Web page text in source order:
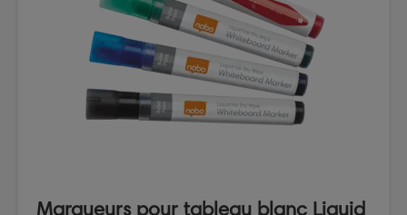
Marqueurs pour tableau blanc Liquid